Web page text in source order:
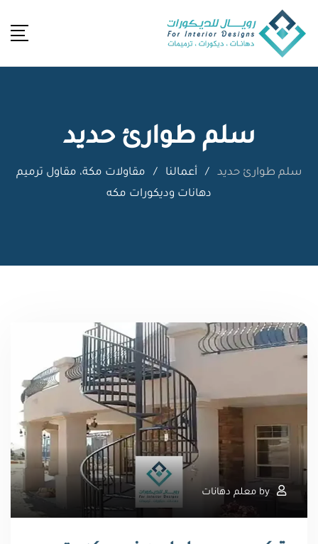
content
سلم طوارئ حديد
سلم طوارئ حديد / أعمالنا /
مقاولات مكة، مقاول ترميم
دهانات وديكورات مكه
by معلم دهانات